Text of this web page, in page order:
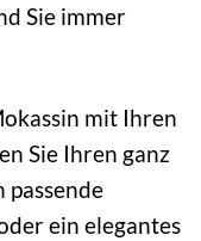
Sie immer
mit Ihren
Sie Ihren ganz
passende
ein elegantes